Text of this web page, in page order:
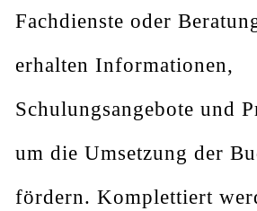
Fachdienste oder
erhalten Informationen,
Schulungsangebote und
um die Umsetzung der
fördern. Komplettiert